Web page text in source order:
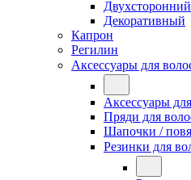
Двухсторонний
Декоративный
Капрон
Регилин
Аксессуары для
Аксессуары
Пряди для
Шапочки /
Резинки для